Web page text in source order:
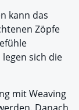
kann das
Zöpfe
sich die
mit Weaving